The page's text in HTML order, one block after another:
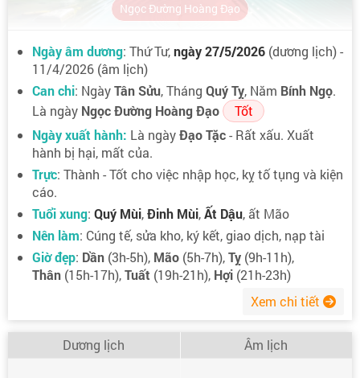
Ngọc Đường Hoàng Đạo
Ngày âm dương: Thứ Tư,ngày 27/5/2026 (dương lịch) -
11/4/2026 (âm lịch)
Can chi: NgàyTân Sửu, Tháng Quý Tỵ, Năm Bính Ngọ.
Là ngày Ngọc Đường Hoàng Đạo
Tốt
Ngày xuất hành: Là ngàyĐạo Tặc- Rất xấu. Xuất
hành bị hại, mất của.
Trực: Thành - Tốt cho việc nhập học, kỵ tố tụng và kiện
cáo.
Tuổi xung: Quý Mùi,Đinh Mùi,Ất Dậu, ất Mão
Nên làm: Cúng tế, sửa kho, ký kết, giao dịch, nạp tài
Giờ đẹp: Dần (3h-5h), Mão (5h-7h),Tỵ (9h-11h),
Thân (15h-17h),Tuất (19h-21h), Hợi (21h-23h)
Xem chi tiết
Dương lịch Âm lịch